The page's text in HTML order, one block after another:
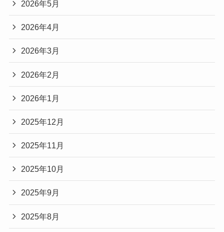
2026年5月
2026年4月
2026年3月
2026年2月
2026年1月
2025年12月
2025年11月
2025年10月
2025年9月
2025年8月